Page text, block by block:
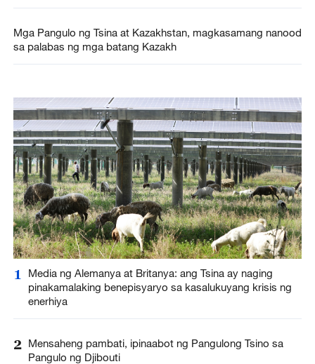
Mga Pangulo ng Tsina at Kazakhstan, magkasamang nanood
sa palabas ng mga batang Kazakh
1
Media ng Alemanya at Britanya: ang Tsina ay naging
pinakamalaking benepisyaryo sa kasalukuyang krisis ng
enerhiya
2 Mensaheng pambati, ipinaabot ng Pangulong Tsino sa
Pangulo ng Djibouti